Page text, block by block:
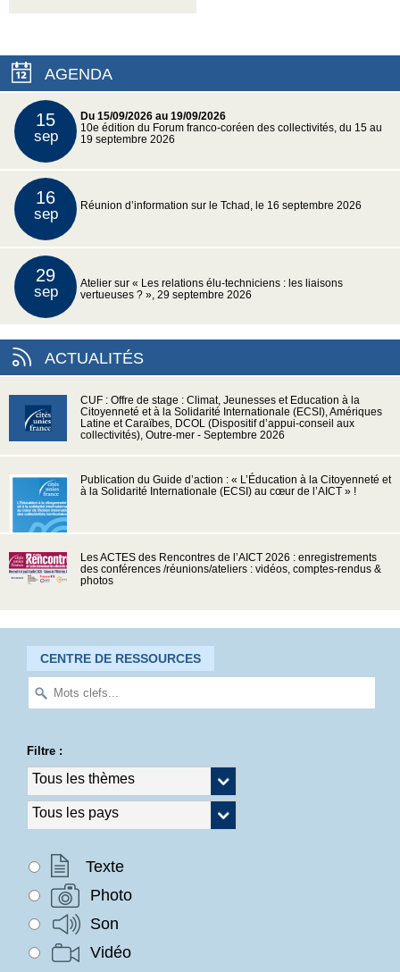
AGENDA
15
sep
Du 15/09/2026 au 19/09/2026
10e édition du Forum franco-coréen des collectivités, du 15 au
19 septembre 2026
16
sep Réunion d’information sur le Tchad, le 16 septembre 2026
29
sep
Atelier sur « Les relations élu-techniciens : les liaisons
vertueuses ? », 29 septembre 2026
ACTUALITÉS
CUF : Offre de stage : Climat, Jeunesses et Education à la
Citoyenneté et à la Solidarité Internationale (ECSI), Amériques
Latine et Caraïbes, DCOL (Dispositif d’appui-conseil aux
collectivités), Outre-mer - Septembre 2026
Publication du Guide d’action : « L’Éducation à la Citoyenneté et
à la Solidarité Internationale (ECSI) au cœur de l’AICT » !
Les ACTES des Rencontres de l’AICT 2026 : enregistrements
des conférences /réunions/ateliers : vidéos, comptes-rendus &
photos
CENTRE DE RESSOURCES
Filtre :
Texte
Photo
Son
Vidéo